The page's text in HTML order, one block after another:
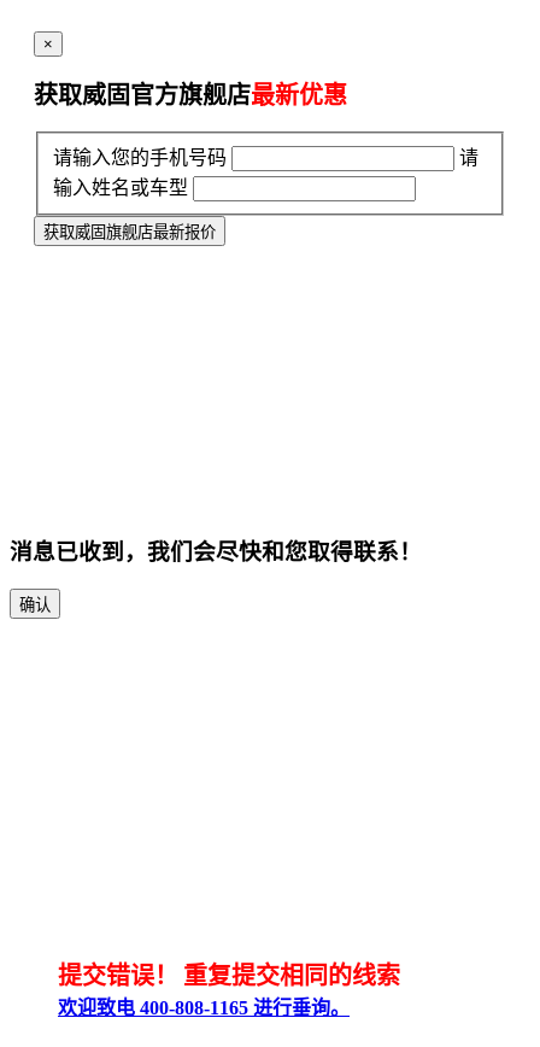
×
获取威固官方旗舰店最新优惠
请输入您的手机号码
请
输入姓名或车型
获取威固旗舰店最新报价
消息已收到，我们会尽快和您取得联系！
确认
提交错误！ 重复提交相同的线索
欢迎致电 400-808-1165 进行垂询。